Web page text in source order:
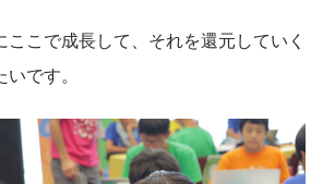
こで成長して、それを還元していく
です。